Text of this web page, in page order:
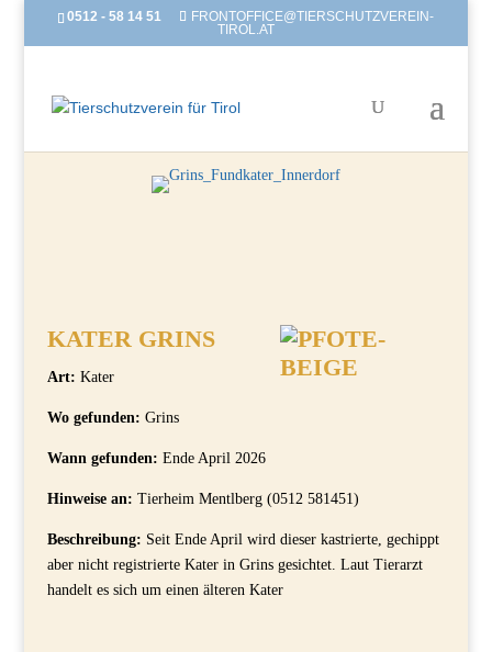
0512 - 58 14 51
FRONTOFFICE@TIERSCHUTZVEREIN-
TIROL.AT
KATER GRINS
Art: Kater
Wo gefunden: Grins
Wann gefunden: Ende April 2026
Hinweise an: Tierheim Mentlberg (0512 581451)
Beschreibung: Seit Ende April wird dieser kastrierte, gechippt
aber nicht registrierte Kater in Grins gesichtet. Laut Tierarzt
handelt es sich um einen älteren Kater